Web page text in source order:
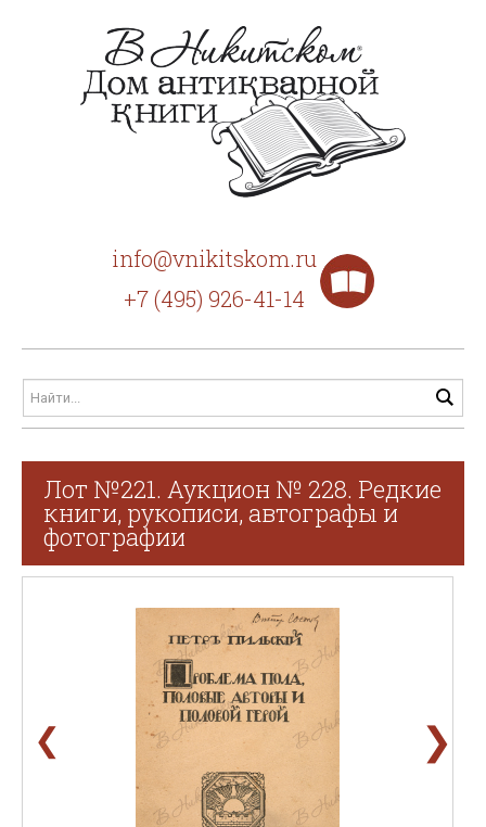
info@vnikitskom.ru
+7 (495) 926-41-14
Лот №221. Аукцион № 228. Редкие
книги, рукописи, автографы и
фотографии
❮ ❯